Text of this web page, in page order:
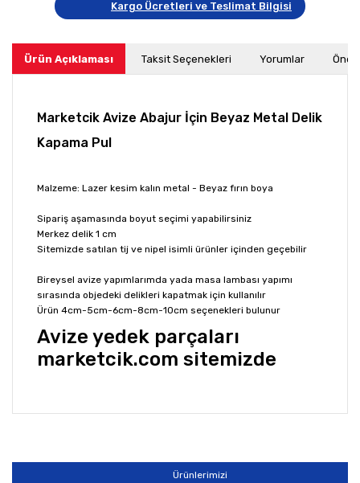
Kargo Ücretleri ve Teslimat Bilgisi
Ürün Açıklaması Taksit Seçenekleri Yorumlar
Marketcik Avize Abajur İçin Beyaz Metal Delik
Kapama Pul
Malzeme: Lazer kesim kalın metal - Beyaz fırın boya
Sipariş aşamasında boyut seçimi yapabilirsiniz
Merkez delik 1 cm
Sitemizde satılan tij ve nipel isimli ürünler içinden geçebilir
Bireysel avize yapımlarımda yada masa lambası yapımı
sırasında objedeki delikleri kapatmak için kullanılır
Ürün 4cm-5cm-6cm-8cm-10cm seçenekleri bulunur
Avize yedek parçaları
marketcik.com sitemizde
Bu ürünün fiyat bilgisi, resim, ürün açıklamalarında ve
Görüş ve önerileriniz için teşekkür ederiz.
Ürünlerimizi